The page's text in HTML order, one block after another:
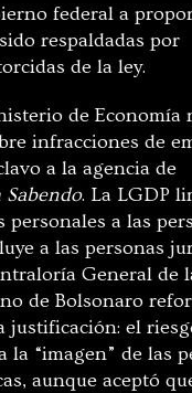
federal a
respaldadas por
de la ley.
de Economía
infracciones de
a la agencia de
Sabendo. La LGDP
personales a las
a las personas
General de
de Bolsonaro
el
la “imagen” de las
aunque aceptó